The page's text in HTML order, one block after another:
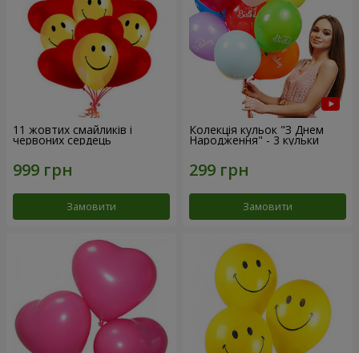
11 жовтих смайликів і
червоних сердець
Замовити
Колекція кульок "З Днем
Народження" - 3 кульки
Замовити